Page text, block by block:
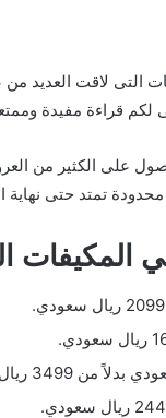
التى لاقت العديد
لكم قراءة مفيدة
على الكثير من
تمتد حتى نهاية